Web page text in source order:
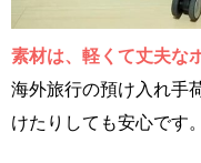
素材は、軽くて丈夫な
海外旅行の預け入れ手
けたりしても安心です。